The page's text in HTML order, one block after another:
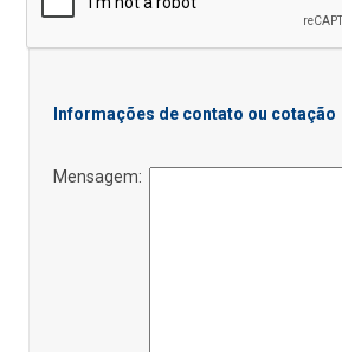
Informações de contato ou cotação
Mensagem: